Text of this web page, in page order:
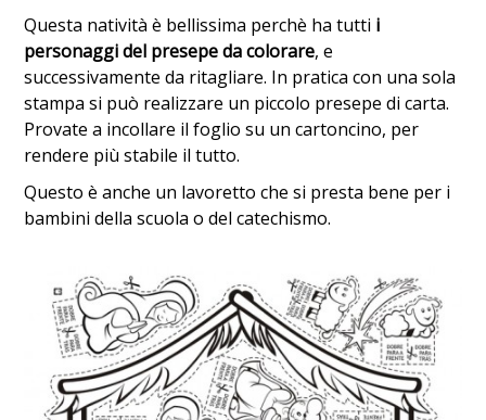
Questa natività è bellissima perchè ha tutti i
personaggi del presepe da colorare, e
successivamente da ritagliare. In pratica con una sola
stampa si può realizzare un piccolo presepe di carta.
Provate a incollare il foglio su un cartoncino, per
rendere più stabile il tutto.
Questo è anche un lavoretto che si presta bene per i
bambini della scuola o del catechismo.